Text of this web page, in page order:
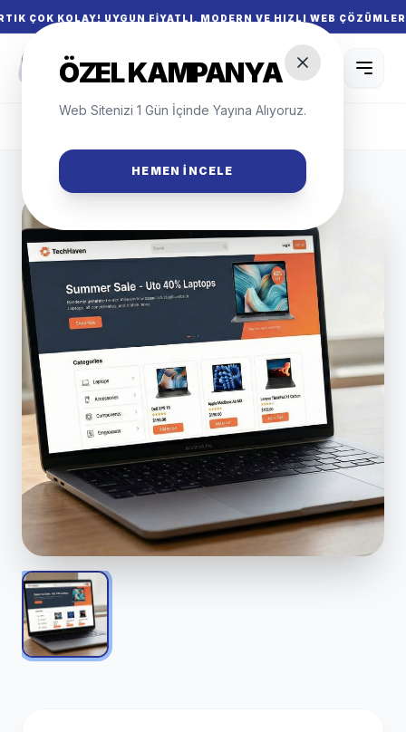
UYGUN FIYATLI, MODERN VE HIZLI WEB
SITEKUR.CO
DIGITAL
ÖZEL KAMPANYA
Web Sitenizi 1 Gün İçinde Yayına Alıyoruz.
HEMEN İNCELE